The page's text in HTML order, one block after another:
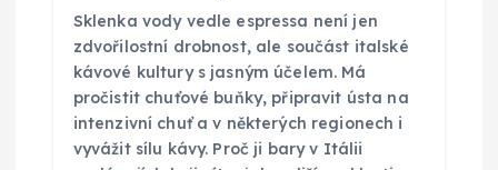
Sklenka vody vedle espressa není jen
zdvořilostní drobnost, ale součást italské
kávové kultury s jasným účelem. Má
pročistit chuťové buňky, připravit ústa na
intenzivní chuť a v některých regionech i
vyvážit sílu kávy. Proč ji bary v Itálii